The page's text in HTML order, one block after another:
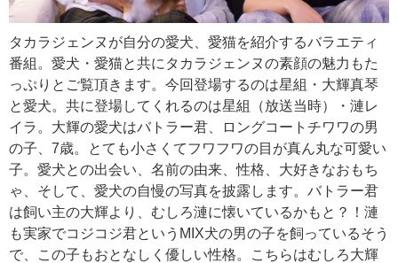
タカラジェンヌが自分の愛犬、愛猫を紹介するバラエティ
番組。愛犬・愛猫と共にタカラジェンヌの素顔の魅力もた
っぷりとご覧頂きます。今回登場するのは星組・大輝真琴
と愛犬。共に登場してくれるのは星組（放送当時）・漣レ
イラ。大輝の愛犬はバトラー君、ロングコートチワワの男
の子、7歳。とても小さくてフワフワの目が真ん丸な可愛い
子。愛犬との出会い、名前の由来、性格、大好きなおもち
ゃ、そして、愛犬の自慢の写真を披露します。バトラー君
は飼い主の大輝より、むしろ漣に懐いているかもと？！漣
も実家でコジコジ君というMIX犬の男の子を飼っているそう
で、この子もおとなしく優しい性格。こちらはむしろ大輝